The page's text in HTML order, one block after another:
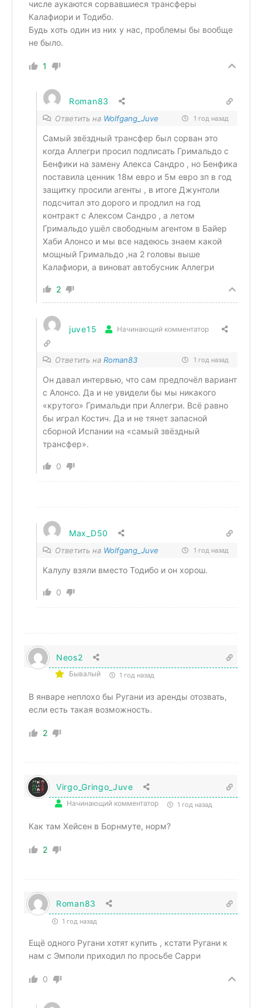
числе аукаются сорвавшиеся трансферы
Калафиори и Тодибо.
Будь хоть один из них у нас, проблемы бы вообще
не было.
1
Roman83
Ответить на Wolfgang_Juve 1 год назад
Самый звёздный трансфер был сорван это
когда Аллегри просил подписать Гримальдо с
Бенфики на замену Алекса Сандро , но Бенфика
поставила ценник 18м евро и 5м евро зп в год
защитку просили агенты , в итоге Джунтоли
подсчитал это дорого и продлил на год
контракт с Алексом Сандро , а летом
Гримальдо ушёл свободным агентом в Байер
Хаби Алонсо и мы все надеюсь знаем какой
мощный Гримальдо ,на 2 головы выше
Калафиори, а виноват автобусник Аллегри
2
juve15 Начинающий комментатор
Ответить на Roman83 1 год назад
Он давал интервью, что сам предпочёл вариант
с Алонсо. Да и не увидели бы мы никакого
«крутого» Гримальди при Аллегри. Всё равно
бы играл Костич. Да и не тянет запасной
сборной Испании на «самый звёздный
трансфер».
0
Max_D50
Ответить на Wolfgang_Juve 1 год назад
Калулу взяли вместо Тодибо и он хорош.
0
Neos2
Бывалый 1 год назад
В январе неплохо бы Ругани из аренды отозвать,
если есть такая возможность.
2
Virgo_Gringo_Juve
Начинающий комментатор 1 год назад
Как там Хейсен в Борнмуте, норм?
2
Roman83
1 год назад
Ещё одного Ругани хотят купить , кстати Ругани к
нам с Эмполи приходил по просьбе Сарри
0